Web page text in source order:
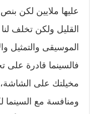
عليها ملايين لكن
القليل ولكن تخلف لنا
الموسيقى والتمثيل
فالسينما قادرة
مخيلتك على
ومنافسة مع